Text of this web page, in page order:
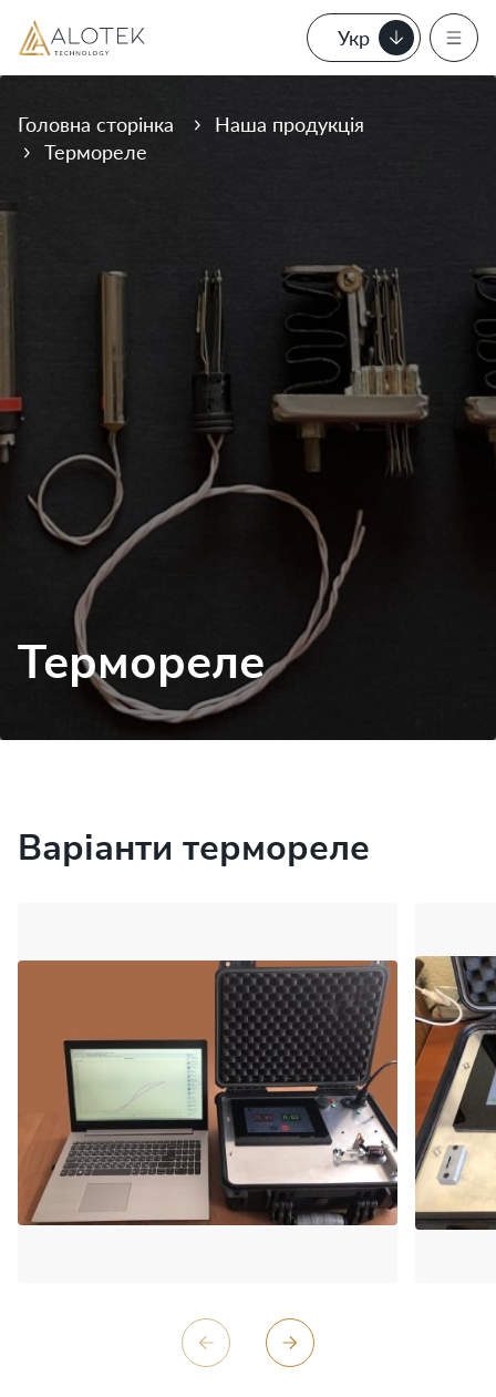
Укр
Головна сторінка
Наша продукція
Термореле
Термореле
Варіанти термореле